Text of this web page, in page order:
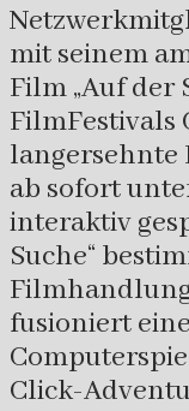
mit seinem
Film „Auf der
FilmFestivals
langersehnte
ab sofort
interaktiv
Suche“
fusioniert
Click-